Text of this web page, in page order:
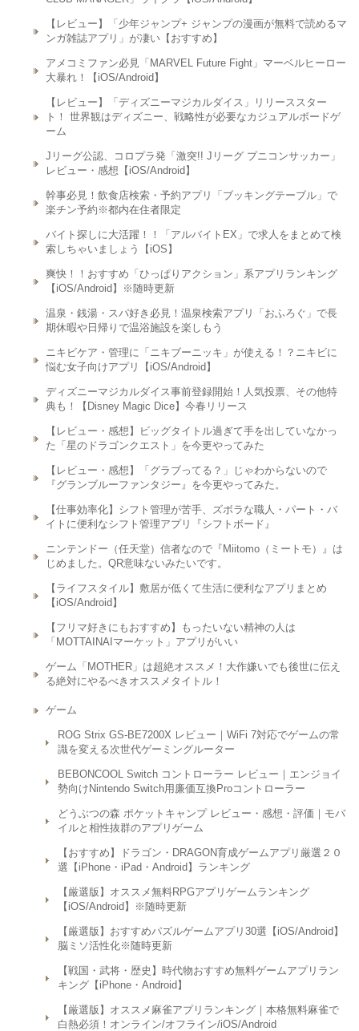
【レビュー】「少年ジャンプ+ ジャンプの漫画が無料で読めるマ
ンガ雑誌アプリ」が凄い【おすすめ】
アメコミファン必見「MARVEL Future Fight」マーベルヒーロー
大暴れ！【iOS/Android】
【レビュー】「ディズニーマジカルダイス」リリーススター
ト！ 世界観はディズニー、戦略性が必要なカジュアルボードゲ
ーム
Jリーグ公認、コロプラ発「激突!! Jリーグ プニコンサッカー」
レビュー・感想【iOS/Android】
幹事必見！飲食店検索・予約アプリ「ブッキングテーブル」で
楽チン予約※都内在住者限定
バイト探しに大活躍！！「アルバイトEX」で求人をまとめて検
索しちゃいましょう【iOS】
爽快！！おすすめ「ひっぱりアクション」系アプリランキング
【iOS/Android】※随時更新
温泉・銭湯・スパ好き必見！温泉検索アプリ「おふろぐ」で長
期休暇や日帰りで温浴施設を楽しもう
ニキビケア・管理に「ニキブーニッキ」が使える！？ニキビに
悩む女子向けアプリ【iOS/Android】
ディズニーマジカルダイス事前登録開始！人気投票、その他特
典も！【Disney Magic Dice】今春リリース
【レビュー・感想】ビッグタイトル過ぎて手を出していなかっ
た「星のドラゴンクエスト」を今更やってみた
【レビュー・感想】「グラブってる？」じゃわからないので
『グランブルーファンタジー』を今更やってみた。
【仕事効率化】シフト管理が苦手、ズボラな職人・パート・バ
イトに便利なシフト管理アプリ『シフトボード』
ニンテンドー（任天堂）信者なので『Miitomo（ミートモ）』は
じめました。QR意味ないみたいです。
【ライフスタイル】敷居が低くて生活に便利なアプリまとめ
【iOS/Android】
【フリマ好きにもおすすめ】もったいない精神の人は
「MOTTAINAIマーケット」アプリがいい
ゲーム「MOTHER」は超絶オススメ！大作嫌いでも後世に伝え
る絶対にやるべきオススメタイトル！
ゲーム
ROG Strix GS-BE7200X レビュー｜WiFi 7対応でゲームの常
識を変える次世代ゲーミングルーター
BEBONCOOL Switch コントローラー レビュー｜エンジョイ
勢向けNintendo Switch用廉価互換Proコントローラー
どうぶつの森 ポケットキャンプ レビュー・感想・評価｜モバ
イルと相性抜群のアプリゲーム
【おすすめ】ドラゴン・DRAGON育成ゲームアプリ厳選２０
選【iPhone・iPad・Android】ランキング
【厳選版】オススメ無料RPGアプリゲームランキング
【iOS/Android】※随時更新
【厳選版】おすすめパズルゲームアプリ30選【iOS/Android】
脳ミソ活性化※随時更新
【戦国・武将・歴史】時代物おすすめ無料ゲームアプリラン
キング【iPhone・Android】
【厳選版】オススメ麻雀アプリランキング｜本格無料麻雀で
白熱必須！オンライン/オフライン/iOS/Android